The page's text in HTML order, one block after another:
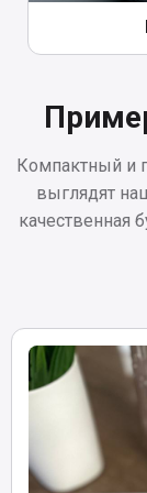
Компактный и
выглядят
качественная